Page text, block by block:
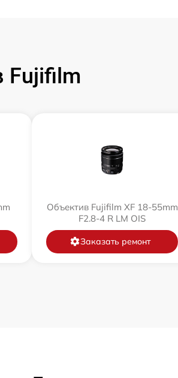
Fujifilm
Объектив Fujifilm XF 18-55mm
F2.8-4 R LM OIS
Заказать ремонт